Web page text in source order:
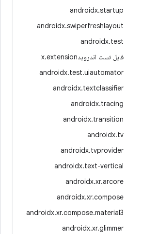
androidx.startup
androidx.swiperfreshlayout
androidx.test
فایل تست اندرویدx
.extension
androidx.test.uiautomator
androidx.textclassifier
androidx.tracing
androidx.transition
androidx.tv
androidx.tvprovider
androidx.text-vertical
androidx.xr.arcore
androidx.xr.compose
androidx.xr.compose.material3
androidx.xr.glimmer